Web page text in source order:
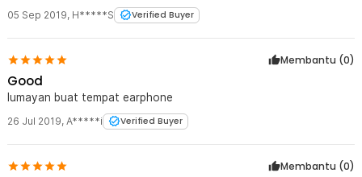
05 Sep 2019, H*****S Verified Buyer
Membantu (0)
Good
lumayan buat tempat earphone
26 Jul 2019, A*****i Verified Buyer
Membantu (0)